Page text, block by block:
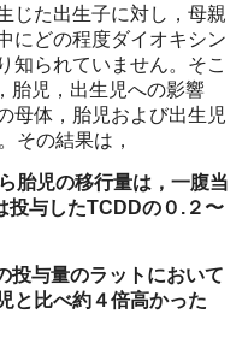
じた出生子に対し，母親
にどの程度ダイオキシン
知られていません。そこ
胎児，出生児への影響
母体，胎児および出生児
その結果は，
胎児の移行量は，一腹当
投与したTCDDの０.２〜
投与量のラットにおいて
と比べ約４倍高かった